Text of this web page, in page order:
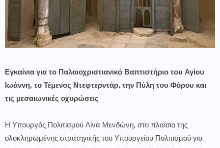
Εγκαίνια για το Παλαιοχριστιανικό Βαπτιστήριο του Αγίου
Ιωάννη, το Τέμενος Ντεφτερντάρ, την Πύλη του Φόρου και
τις μεσαιωνικές οχυρώσεις
Η Υπουργός Πολιτισμού Λίνα Μενδώνη, στο πλαίσιο της
ολοκληρωμένης στρατηγικής του Υπουργείου Πολιτισμού για